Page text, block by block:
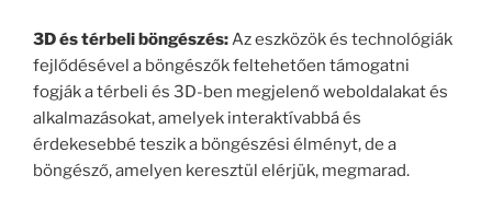
3D és térbeli böngészés:Az eszközök és technológiák
fejlődésével a böngészők feltehetően támogatni
fogják a térbeli és 3D-ben megjelenő weboldalakat és
alkalmazásokat, amelyek interaktívabbá és
érdekesebbé teszik a böngészési élményt, de a
böngésző, amelyen keresztül elérjük, megmarad.